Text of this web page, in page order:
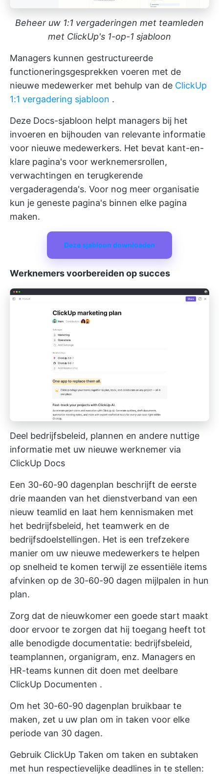
Beheer uw 1:1 vergaderingen met teamleden
met ClickUp's 1-op-1 sjabloon
Managers kunnen gestructureerde
functioneringsgesprekken voeren met de
nieuwe medewerker met behulp van de ClickUp
1:1 vergadering sjabloon .
Deze Docs-sjabloon helpt managers bij het
invoeren en bijhouden van relevante informatie
voor nieuwe medewerkers. Het bevat kant-en-
klare pagina's voor werknemersrollen,
verwachtingen en terugkerende
vergaderagenda's. Voor nog meer organisatie
kun je geneste pagina's binnen elke pagina
maken.
Deze sjabloon downloaden
Werknemers voorbereiden op succes
Deel bedrijfsbeleid, plannen en andere nuttige
informatie met uw nieuwe werknemer via
ClickUp Docs
Een 30-60-90 dagenplan beschrijft de eerste
drie maanden van het dienstverband van een
nieuw teamlid en laat hem kennismaken met
het bedrijfsbeleid, het teamwerk en de
bedrijfsdoelstellingen. Het is een trefzekere
manier om uw nieuwe medewerkers te helpen
op snelheid te komen terwijl ze essentiële items
afvinken op de 30-60-90 dagen mijlpalen in hun
plan.
Zorg dat de nieuwkomer een goede start maakt
door ervoor te zorgen dat hij toegang heeft tot
alle benodigde documentatie: bedrijfsbeleid,
teamplannen, organigram, enz. Managers en
HR-teams kunnen dit doen met deelbare
ClickUp Documenten .
Om het 30-60-90 dagenplan bruikbaar te
maken, zet u uw plan om in taken voor elke
periode van 30 dagen.
Gebruik ClickUp Taken om taken en subtaken
met hun respectievelijke deadlines in te stellen: